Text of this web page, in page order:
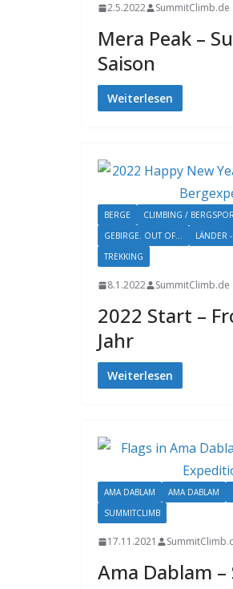
2.5.2022 SummitClimb.de
Mera Peak –
Saison
Weiterlesen
BERGE CLIMBING /
GEBIRGE. OUT OF...
LÄNDER
TREKKING
8.1.2022 SummitClimb.de
2022 Start –
Jahr
Weiterlesen
AMA DABLAM AMA DABLAM
SUMMITCLIMB
17.11.2021
Ama Dablam